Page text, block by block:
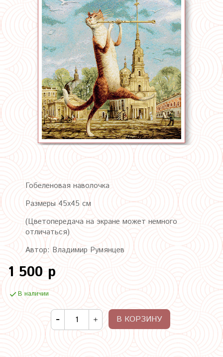
Гобеленовая наволочка
Размеры 45х45 см
(Цветопередача на экране может немного
отличаться)
Автор: Владимир Румянцев
1 500 р
В наличии
В КОРЗИНУ